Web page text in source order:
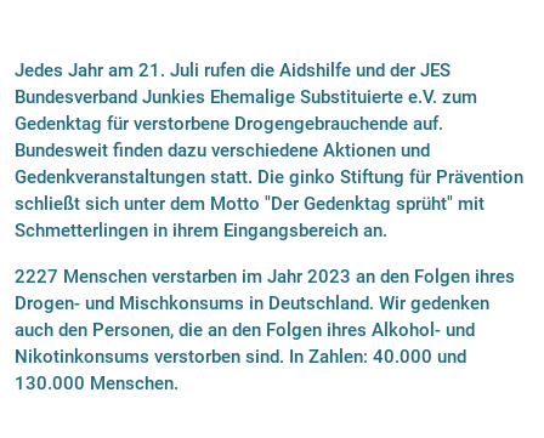
Jedes Jahr am 21. Juli rufen die Aidshilfe und der JES
Bundesverband Junkies Ehemalige Substituierte e.V. zum
Gedenktag für verstorbene Drogengebrauchende auf.
Bundesweit finden dazu verschiedene Aktionen und
Gedenkveranstaltungen statt. Die ginko Stiftung für Prävention
schließt sich unter dem Motto "Der Gedenktag sprüht" mit
Schmetterlingen in ihrem Eingangsbereich an.
2227 Menschen verstarben im Jahr 2023 an den Folgen ihres
Drogen- und Mischkonsums in Deutschland. Wir gedenken
auch den Personen, die an den Folgen ihres Alkohol- und
Nikotinkonsums verstorben sind. In Zahlen: 40.000 und
130.000 Menschen.